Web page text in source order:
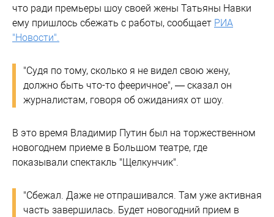
что ради премьеры шоу своей жены Татьяны Навки
ему пришлось сбежать с работы, сообщает РИА
"Новости".
"Судя по тому, сколько я не видел свою жену,
должно быть что-то фееричное", — сказал он
журналистам, говоря об ожиданиях от шоу.
В это время Владимир Путин был на торжественном
новогоднем приеме в Большом театре, где
показывали спектакль "Щелкунчик".
"Сбежал. Даже не отпрашивался. Там уже активная
часть завершилась. Будет новогодний прием в